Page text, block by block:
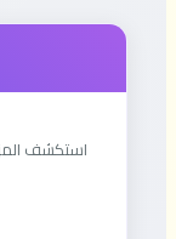
استكشف